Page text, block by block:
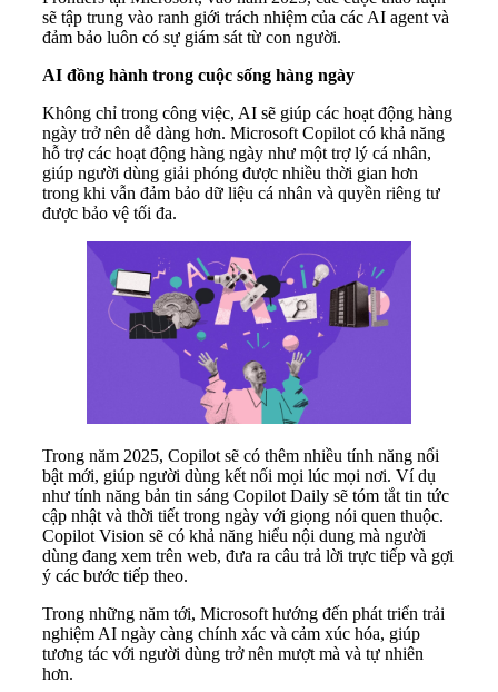
sẽ tập trung vào ranh giới trách nhiệm của các AI agent và
đảm bảo luôn có sự giám sát từ con người.
AI đồng hành trong cuộc sống hàng ngày
Không chỉ trong công việc, AI sẽ giúp các hoạt động hàng
ngày trở nên dễ dàng hơn. Microsoft Copilot có khả năng
hỗ trợ các hoạt động hàng ngày như một trợ lý cá nhân,
giúp người dùng giải phóng được nhiều thời gian hơn
trong khi vẫn đảm bảo dữ liệu cá nhân và quyền riêng tư
được bảo vệ tối đa.
Trong năm 2025, Copilot sẽ có thêm nhiều tính năng nổi
bật mới, giúp người dùng kết nối mọi lúc mọi nơi. Ví dụ
như tính năng bản tin sáng Copilot Daily sẽ tóm tắt tin tức
cập nhật và thời tiết trong ngày với giọng nói quen thuộc.
Copilot Vision sẽ có khả năng hiểu nội dung mà người
dùng đang xem trên web, đưa ra câu trả lời trực tiếp và gợi
ý các bước tiếp theo.
Trong những năm tới, Microsoft hướng đến phát triển trải
nghiệm AI ngày càng chính xác và cảm xúc hóa, giúp
tương tác với người dùng trở nên mượt mà và tự nhiên
hơn.